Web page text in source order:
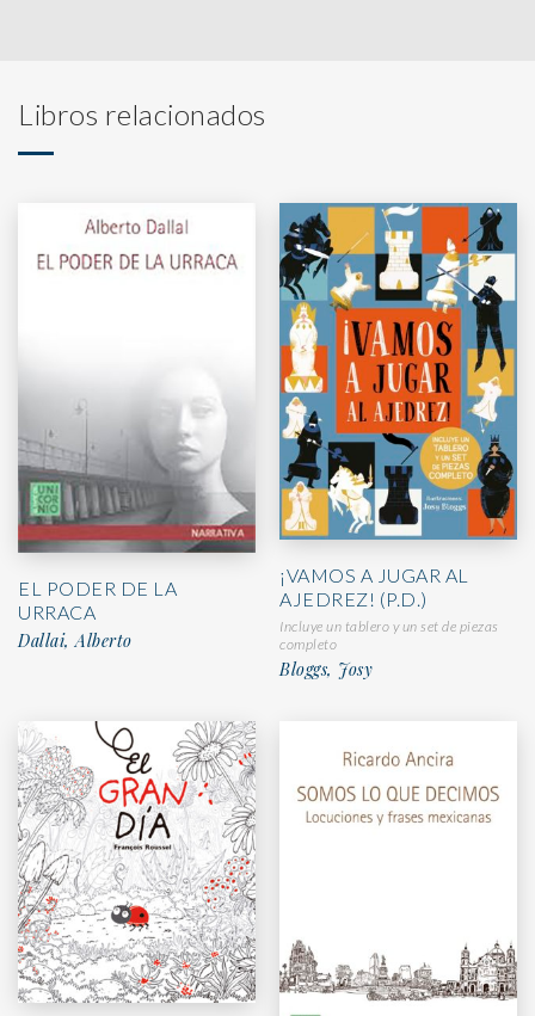
Libros relacionados
EL PODER DE LA
URRACA
Dallai, Alberto
¡VAMOS A JUGAR AL
AJEDREZ! (P.D.)
Incluye un tablero y un set de piezas
completo
Bloggs, Josy